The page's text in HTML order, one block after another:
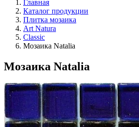
Главная
Каталог продукции
Плитка мозаика
Art Natura
Classic
Мозаика Natalia
Мозаика Natalia